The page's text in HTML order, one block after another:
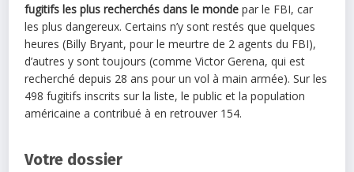
fugitifs les plus recherchés dans le monde par le FBI, car
les plus dangereux. Certains n’y sont restés que quelques
heures (Billy Bryant, pour le meurtre de 2 agents du FBI),
d’autres y sont toujours (comme Victor Gerena, qui est
recherché depuis 28 ans pour un vol à main armée). Sur les
498 fugitifs inscrits sur la liste, le public et la population
américaine a contribué à en retrouver 154.
Votre dossier